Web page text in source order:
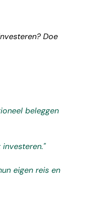
Doe
beleggen
eigen reis en